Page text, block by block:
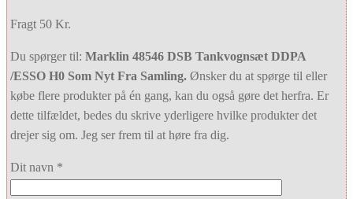
Fragt 50 Kr.
Du spørger til: Marklin 48546 DSB Tankvognsæt DDPA
/ESSO H0 Som Nyt Fra Samling. Ønsker du at spørge til eller
købe flere produkter på én gang, kan du også gøre det herfra. Er
dette tilfældet, bedes du skrive yderligere hvilke produkter det
drejer sig om. Jeg ser frem til at høre fra dig.
Dit navn *